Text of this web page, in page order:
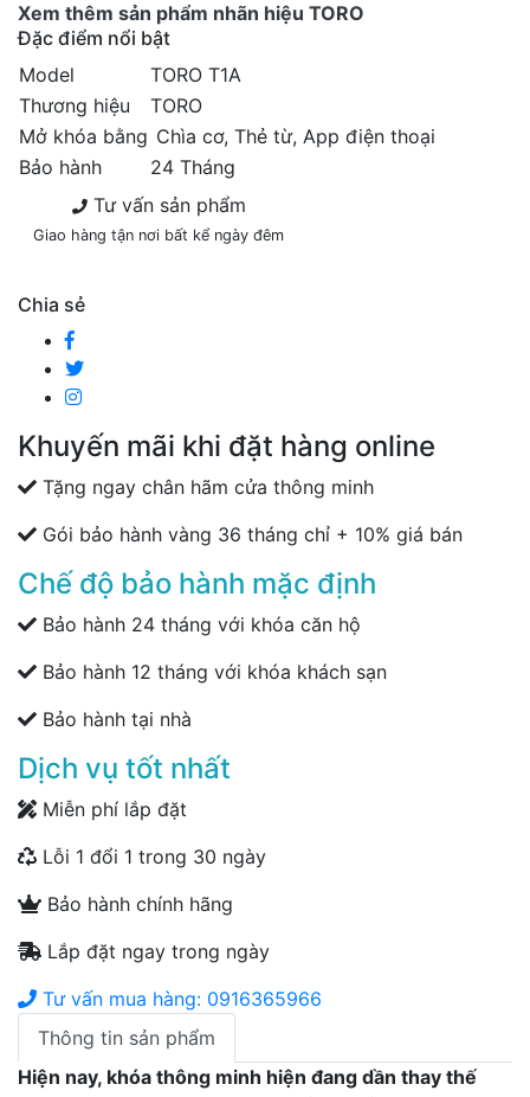
Xem thêm sản phẩm nhãn hiệu TORO
Đặc điểm nổi bật
Model
TORO T1A
Thương hiệu
TORO
Mở khóa bằng Chìa cơ, Thẻ từ, App điện thoại
Bảo hành
24 Tháng
Tư vấn sản phẩm
Giao hàng tận nơi bất kể ngày đêm
Chia sẻ
Khuyến mãi khi đặt hàng online
Tặng ngay chân hãm cửa thông minh
Gói bảo hành vàng 36 tháng chỉ + 10% giá bán
Chế độ bảo hành mặc định
Bảo hành 24 tháng với khóa căn hộ
Bảo hành 12 tháng với khóa khách sạn
Bảo hành tại nhà
Dịch vụ tốt nhất
Miễn phí lắp đặt
Lỗi 1 đổi 1 trong 30 ngày
Bảo hành chính hãng
Lắp đặt ngay trong ngày
Tư vấn mua hàng: 0916365966
Thông tin sản phẩm
Hiện nay, khóa thông minh hiện đang dần thay thế